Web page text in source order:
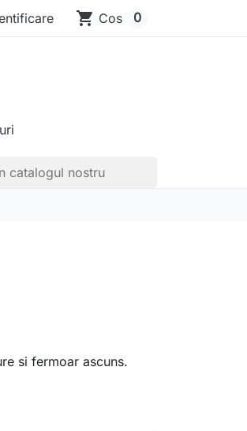
shopping_cart Cos 0
si fermoar ascuns.